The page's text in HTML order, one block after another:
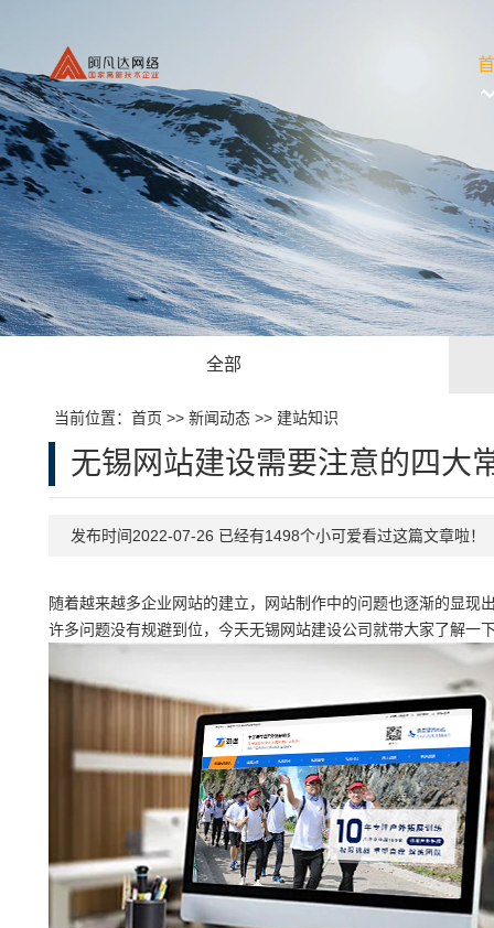
全部
当前位置： 首页 >> 新闻动态>> 建站知识
无锡网站建设需要注意的四大
发布时间2022-07-26 已经有1498个小可爱看过这篇文章啦！
随着越来越多企业网站的建立，网站制作中的问题也逐渐的显
许多问题没有规避到位，今天无锡网站建设公司就带大家了解一